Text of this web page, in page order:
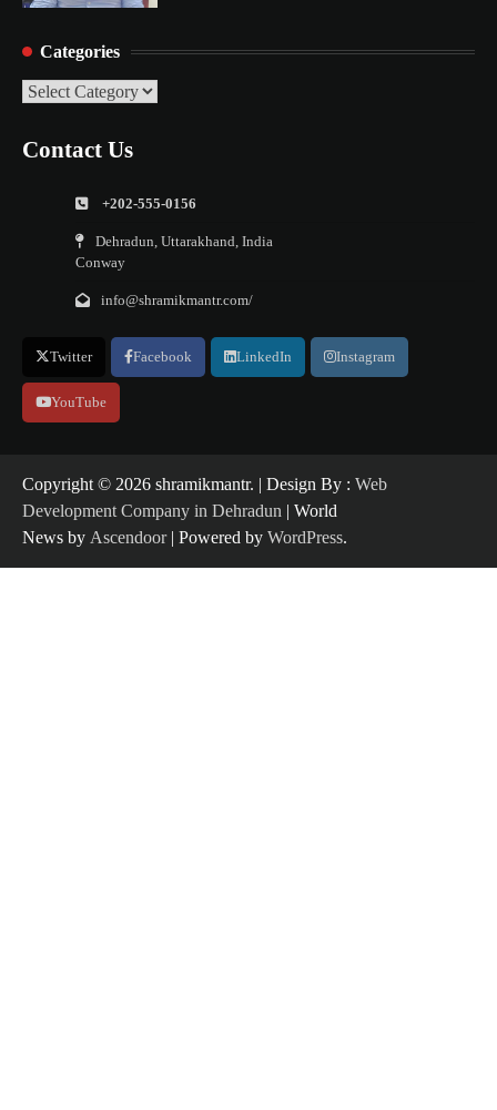
Categories
Categories
Contact Us
+202-555-0156
Dehradun, Uttarakhand, India
Conway
info@shramikmantr.com/
Twitter Facebook LinkedIn Instagram
YouTube
Copyright ©️ 2026 shramikmantr. | Design By : Web
Development Company in Dehradun | World
News by Ascendoor| Powered by WordPress.